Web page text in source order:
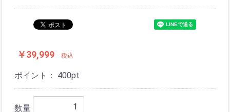
￥39,999 税込
ポイント： 400pt
数量